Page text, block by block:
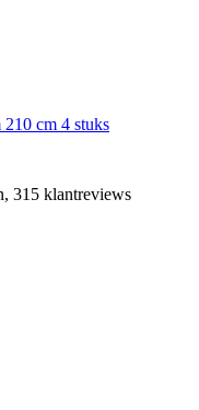
cm 4 stuks
315 klantreviews